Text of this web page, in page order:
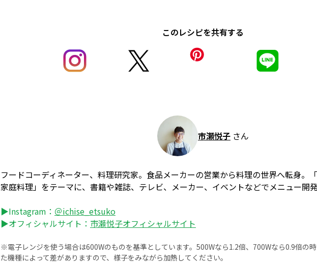
このレシピを共有する
市瀬悦子 さん
フードコーディネーター、料理研究家。食品メーカーの営業から料理の世界へ転身。
家庭料理」をテーマに、書籍や雑誌、テレビ、メーカー、イベントなどでメニュー開
▶Instagram： ＠ichise_etsuko
▶オフィシャルサイト： 市瀬悦子オフィシャルサイト
※電子レンジを使う場合は600Wのものを基準としています。500Wなら1.2倍、700Wなら0.9倍の
た機種によって差がありますので、様子をみながら加熱してください。